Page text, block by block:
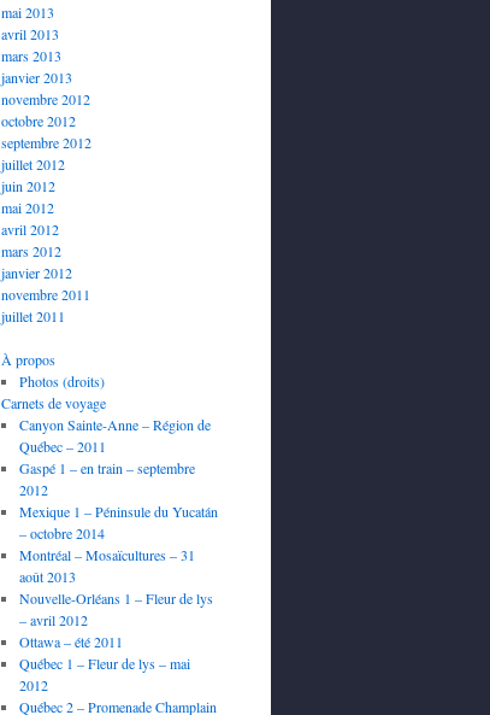
mai 2013
avril 2013
mars 2013
janvier 2013
novembre 2012
octobre 2012
septembre 2012
juillet 2012
juin 2012
mai 2012
avril 2012
mars 2012
janvier 2012
novembre 2011
juillet 2011
À propos
Photos (droits)
Carnets de voyage
Canyon Sainte-Anne – Région de
Québec – 2011
Gaspé 1 – en train – septembre
2012
Mexique 1 – Péninsule du Yucatán
– octobre 2014
Montréal – Mosaïcultures – 31
août 2013
Nouvelle-Orléans 1 – Fleur de lys
– avril 2012
Ottawa – été 2011
Québec 1 – Fleur de lys – mai
2012
Québec 2 – Promenade Champlain